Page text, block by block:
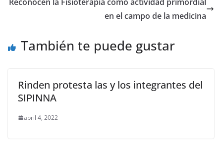
p k
en el campo de la medicina
También te puede gustar
Rinden protesta las y los integrantes del
SIPINNA
abril 4, 2022